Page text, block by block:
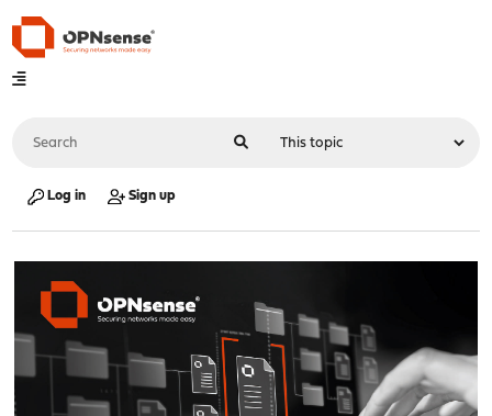
Log in Sign up